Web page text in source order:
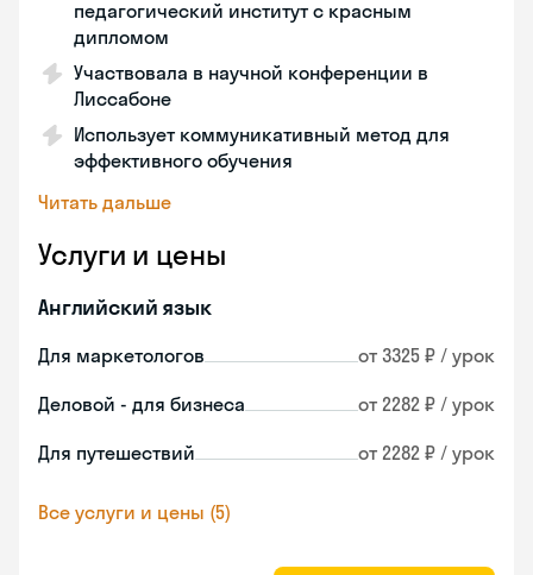
педагогический институт с красным
дипломом
Участвовала в научной конференции в
Лиссабоне
Использует коммуникативный метод для
эффективного обучения
Читать дальше
Услуги и цены
Английский язык
Для маркетологов от 3325 ₽ / урок
Деловой - для бизнеса от 2282 ₽ / урок
Для путешествий от 2282 ₽ / урок
Все услуги и цены (5)